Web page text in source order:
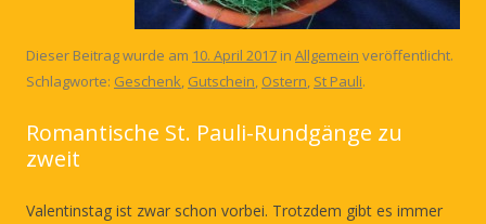
Dieser Beitrag wurde am 10. April 2017 in Allgemein veröffentlicht.
Schlagworte: Geschenk, Gutschein, Ostern, St Pauli.
Romantische St. Pauli-Rundgänge zu
zweit
Valentinstag ist zwar schon vorbei. Trotzdem gibt es immer